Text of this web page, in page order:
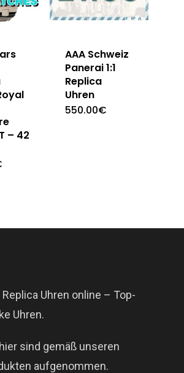
– 42
AAA Schweiz
Panerai 1:1
Replica
Uhren
550.00€
Uhren online – Top-
Uhren.
sind gemäß unseren
aufgenommen.